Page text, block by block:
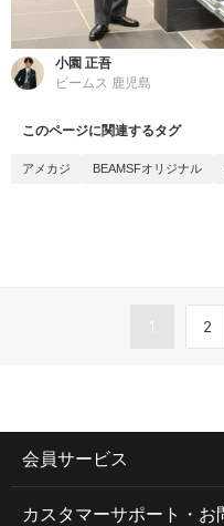
小園 正吾
ビームス 鹿児島
このページに関連するタグ
アメカジ BEAMSFオリジナル
1 2
会員サービス
カスタマーサポート・お